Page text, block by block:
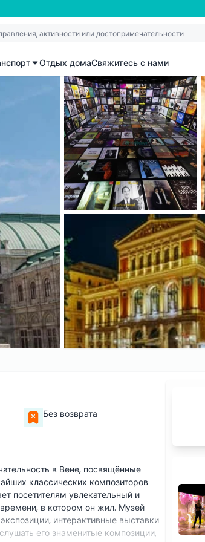
Отдых домаСвяжитесь с нами
Без возврата
в Вене, посвящённые
классических композиторов
посетителям увлекательный и
в котором он жил. Музей
интерактивные выставки
его знаменитые композиции,